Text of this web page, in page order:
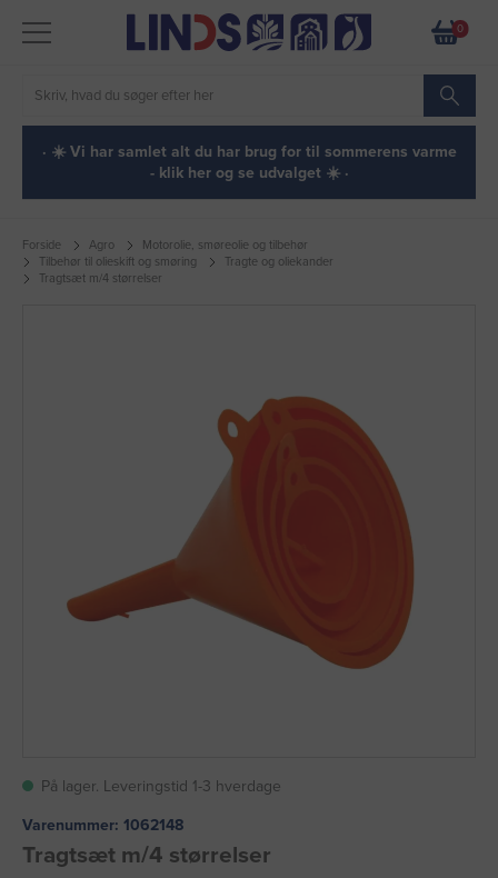
0
· ☀️ Vi har samlet alt du har brug for til sommerens varme
- klik her og se udvalget ☀️ ·
Forside Agro
Motorolie, smøreolie og tilbehør
Tilbehør til olieskift og smøring
Tragte og oliekander
Tragtsæt m/4 størrelser
På lager. Leveringstid 1-3 hverdage
Varenummer: 1062148
Tragtsæt m/4 størrelser